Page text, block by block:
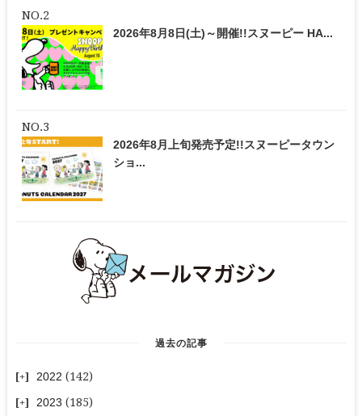
2026年8月8日(土)～開催!!スヌーピー HA...
2026年8月上旬発売予定!!スヌーピータウン
ショ...
過去の記事
2022 (142)
2023 (185)